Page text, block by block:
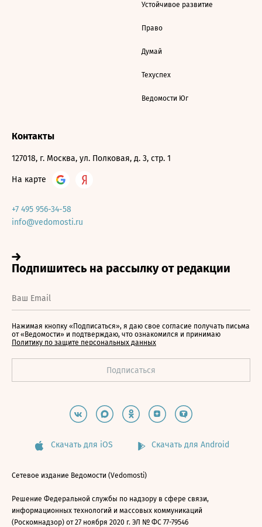
Устойчивое развитие
Право
Думай
Техуспех
Ведомости Юг
Контакты
127018, г. Москва, ул. Полковая, д. 3, стр. 1
На карте
+7 495 956-34-58
info@vedomosti.ru
Нажимая кнопку «Подписаться», я даю свое согласие получать письма
от «Ведомости» и подтверждаю, что ознакомился и принимаю
Политику по защите персональных данных
Скачать для iOS Скачать для Android
Сетевое издание Ведомости (Vedomosti)
Решение Федеральной службы по надзору в сфере связи,
информационных технологий и массовых коммуникаций
(Роскомнадзор) от 27 ноября 2020 г. ЭЛ № ФС 77-79546